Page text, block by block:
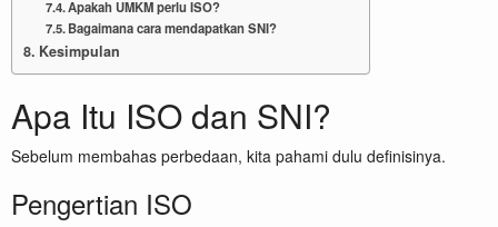
Apakah UMKM perlu ISO?
Bagaimana cara mendapatkan SNI?
Kesimpulan
Apa Itu ISO dan SNI?
Sebelum membahas perbedaan, kita pahami dulu definisinya.
Pengertian ISO